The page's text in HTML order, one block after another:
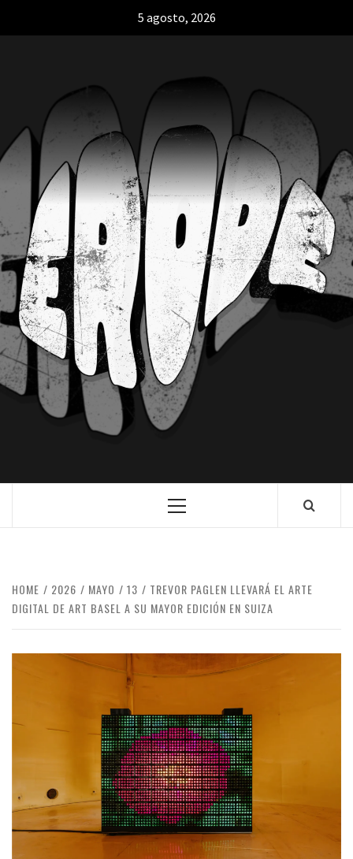
5 agosto, 2026
HOME 2026 MAYO 13
TREVOR PAGLEN LLEVARÁ EL ARTE
DIGITAL DE ART BASEL A SU MAYOR EDICIÓN EN SUIZA